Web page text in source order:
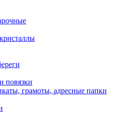
повязки
грамоты, адресные папки